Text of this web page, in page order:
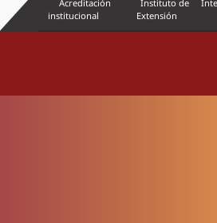
Acreditación
institucional
Instituto de
Extensión